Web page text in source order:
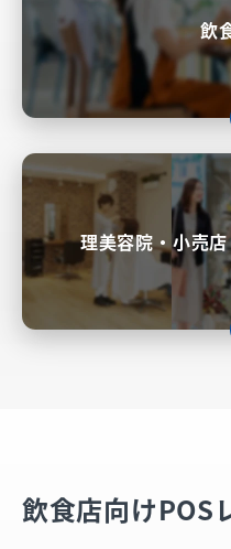
飲
理美容院・小売
飲食店向けPOS